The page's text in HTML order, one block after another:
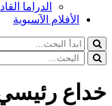
الدراما
الأفلام الآسيوية
خداع رئيسي